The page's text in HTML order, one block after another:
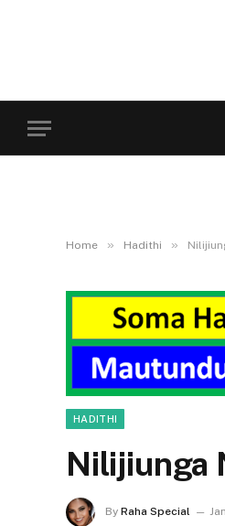
Home » Hadithi »
HADITHI
Nilijiunga
By Raha Special